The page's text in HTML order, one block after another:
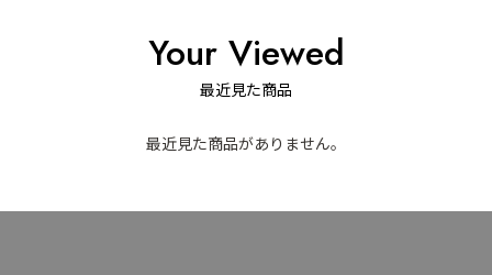
Your Viewed
最近見た商品
最近見た商品がありません。